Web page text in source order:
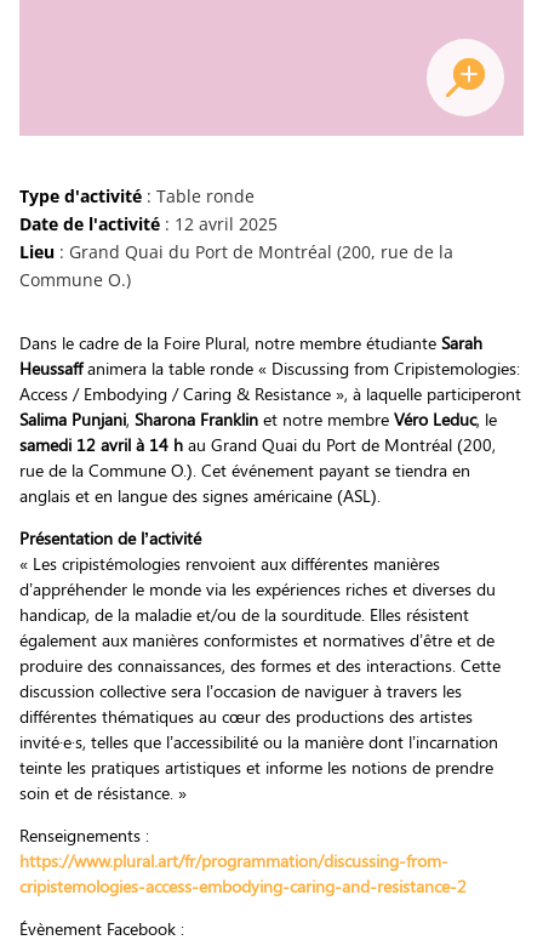
Type d'activité: Table ronde
Date de l'activité: 12 avril 2025
Lieu: Grand Quai du Port de Montréal (200, rue de la
Commune O.)
Dans le cadre de la Foire Plural, notre membre étudiante Sarah
Heussaffanimera la table ronde « Discussing from Cripistemologies:
Access / Embodying / Caring & Resistance », à laquelle participeront
Salima Punjani, Sharona Franklinet notre membre Véro Leduc, le
samedi 12 avril à 14 hau Grand Quai du Port de Montréal (200,
rue de la Commune O.). Cet événement payant se tiendra en
anglais et en langue des signes américaine (ASL).
Présentation de l’activité
« Les cripistémologies renvoient aux différentes manières
d’appréhender le monde via les expériences riches et diverses du
handicap, de la maladie et/ou de la sourditude. Elles résistent
également aux manières conformistes et normatives d’être et de
produire des connaissances, des formes et des interactions. Cette
discussion collective sera l’occasion de naviguer à travers les
différentes thématiques au cœur des productions des artistes
invité·e·s, telles que l’accessibilité ou la manière dont l’incarnation
teinte les pratiques artistiques et informe les notions de prendre
soin et de résistance. »
Renseignements :
https://www.plural.art/fr/programmation/discussing-from-
cripistemologies-access-embodying-caring-and-resistance-2
Évènement Facebook :